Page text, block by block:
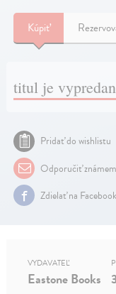
Kúpiť
titul je
Pridať do wishlistu
Odporučiť
Zdielať na
VYDAVATEĽ
Eastone Books